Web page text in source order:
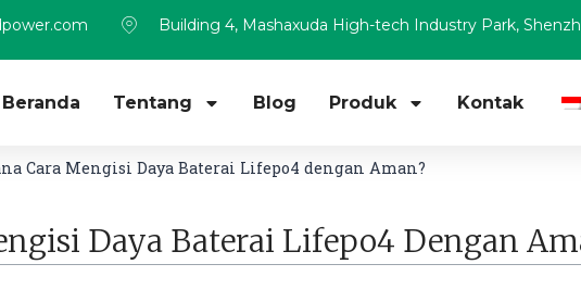
Building 4, Mashaxuda High-tech Industry Park,
Beranda Tentang Blog Produk Kontak
Cara Mengisi Daya Baterai Lifepo4 dengan Aman?
Daya Baterai Lifepo4 Dengan